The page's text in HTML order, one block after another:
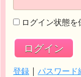
ログイン状態を
登録 | パスワード